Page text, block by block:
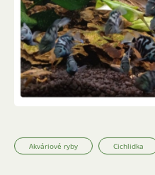
Akváriové ryby Cichlidka